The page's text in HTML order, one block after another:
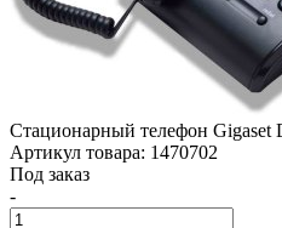
Стационарный телефон Gigaset
Артикул товара: 1470702
Под заказ
-